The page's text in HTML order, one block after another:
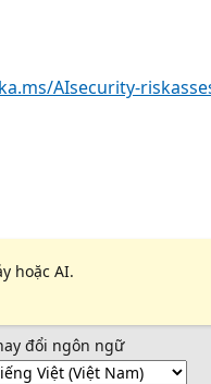
AIsecurity-
hoặc AI.
đổi ngôn ngữ